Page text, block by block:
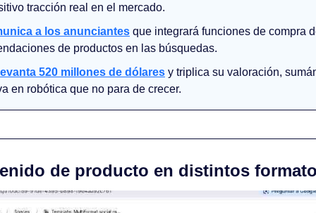
tracción real en el mercado.
a los anunciantes que integrará funciones de compra
de productos en las búsquedas.
520 millones de dólares y triplica su valoración,
en robótica que no para de crecer.
de producto en distintos